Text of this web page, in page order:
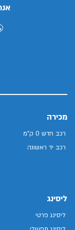
מכירה
רכב חדש 0 ק"מ
רכב יד ראשונה
ליסינג
ליסינג פרטי